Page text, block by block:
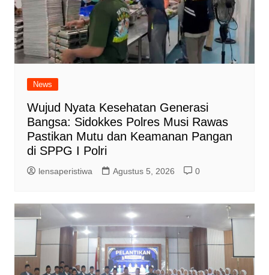
News
Wujud Nyata Kesehatan Generasi
Bangsa: Sidokkes Polres Musi Rawas
Pastikan Mutu dan Keamanan Pangan
di SPPG I Polri
lensaperistiwa Agustus 5, 2026 0